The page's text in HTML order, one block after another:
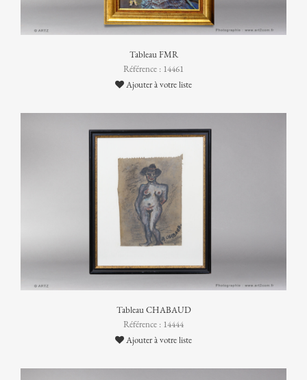
Tableau FMR
Référence : 14461
Ajouter à votre liste
Tableau CHABAUD
Référence : 14444
Ajouter à votre liste